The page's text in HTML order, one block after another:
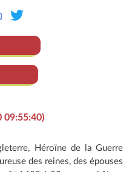
09:55:40)
Héroïne de la Guerre
des reines, des épouses